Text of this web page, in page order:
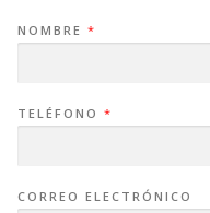
NOMBRE *
TELÉFONO *
CORREO ELECTRÓNICO